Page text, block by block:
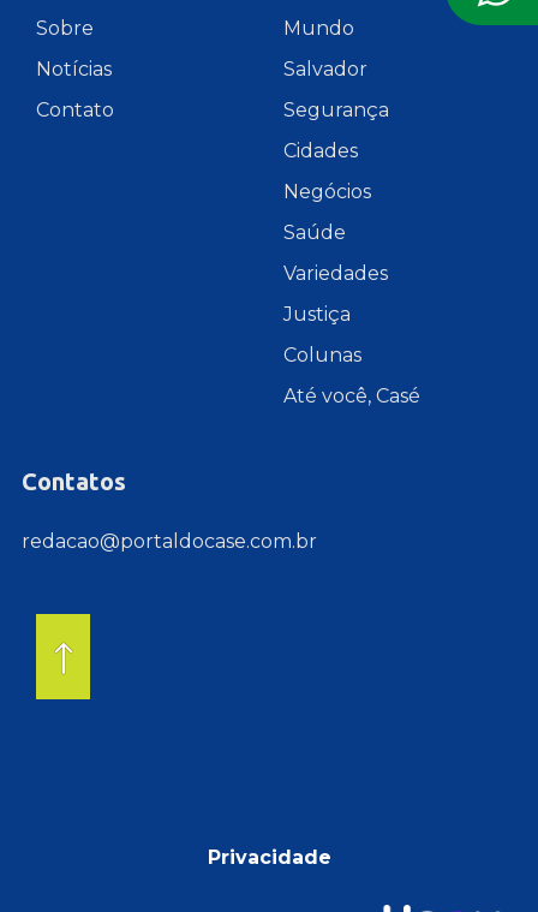
Sobre
Notícias
Contato
Mundo
Salvador
Segurança
Cidades
Negócios
Saúde
Variedades
Justiça
Colunas
Até você, Casé
Contatos
redacao@portaldocase.com.br
Privacidade